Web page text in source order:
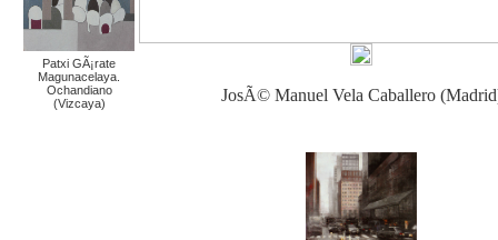
JosÃ© Manuel Vela Caballero
Patxi GÃ¡rate
Magunacelaya.
Ochandiano
(Vizcaya)